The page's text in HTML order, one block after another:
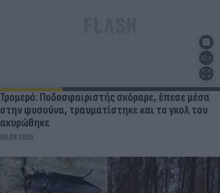
Τρομερό: Ποδοσφαιριστής σκόραρε, έπεσε μέσα
στην φυσούνα, τραυματίστηκε και το γκολ του
ακυρώθηκε
09.08.2026